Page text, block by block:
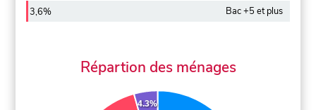
3,6% Bac +5 et plus
Répartion des ménages
4.3%